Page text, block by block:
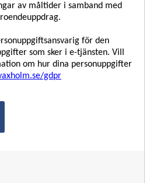
av måltider i samband med
för den
som sker i e-tjänsten. Vill
om hur dina personuppgifter
gdpr